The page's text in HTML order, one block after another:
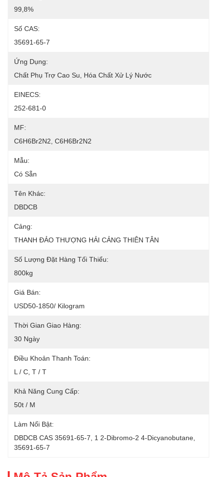
99,8%
Số CAS:
35691-65-7
Ứng Dụng:
Chất Phụ Trợ Cao Su, Hóa Chất Xử Lý Nước
EINECS:
252-681-0
MF:
C6H6Br2N2, C6H6Br2N2
Mẫu:
Có Sẵn
Tên Khác:
DBDCB
Cảng:
THANH ĐẢO THƯỢNG HẢI CẢNG THIÊN TÂN
Số Lượng Đặt Hàng Tối Thiểu:
800kg
Giá Bán:
USD50-1850/ Kilogram
Thời Gian Giao Hàng:
30 Ngày
Điều Khoản Thanh Toán:
L / C, T / T
Khả Năng Cung Cấp:
50t / M
Làm Nổi Bật:
DBDCB CAS 35691-65-7
1 2-Dibromo-2 4-Dicyanobutane
35691-65-7